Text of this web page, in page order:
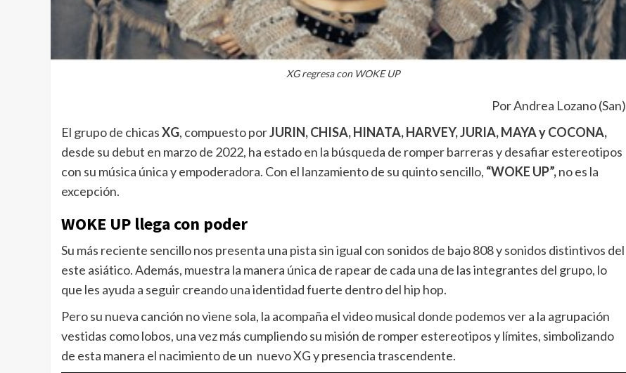
XG regresa con WOKE UP
Por Andrea Lozano (San)
El grupo de chicasXG, compuesto porJURIN, CHISA, HINATA, HARVEY, JURIA, MAYA y COCONA,
desde su debut en marzo de 2022, ha estado en la búsqueda de romper barreras y desafiar estereotipos
con su música única y empoderadora. Con el lanzamiento de su quinto sencillo, “WOKE UP”,no es la
excepción.
WOKE UP llega con poder
Su más reciente sencillo nos presenta una pista sin igual con sonidos de bajo 808 y sonidos distintivos del
este asiático. Además, muestra la manera única de rapear de cada una de las integrantes del grupo, lo
que les ayuda a seguir creando una identidad fuerte dentro del hip hop.
Pero su nueva canción no viene sola, la acompaña el video musical donde podemos ver a la agrupación
vestidas como lobos, una vez más cumpliendo su misión de romper estereotipos y límites, simbolizando
de esta manera el nacimiento de un nuevo XG y presencia trascendente.